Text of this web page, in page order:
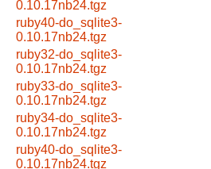
0.10.17nb24.tgz
ruby40-do_sqlite3-
0.10.17nb24.tgz
ruby32-do_sqlite3-
0.10.17nb24.tgz
ruby33-do_sqlite3-
0.10.17nb24.tgz
ruby34-do_sqlite3-
0.10.17nb24.tgz
ruby40-do_sqlite3-
0.10.17nb24.tgz